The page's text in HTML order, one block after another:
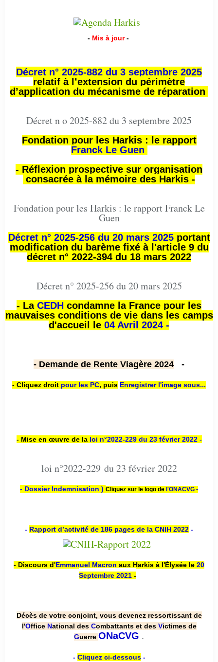
- Mis à jour -
Décret n° 2025-882 du 3 septembre 2025
relatif à l’extension du périmètre
d’application du mécanisme de réparation
Décret n o 2025-882 du 3 septembre 2025
Fondation pour les Harkis : le rapport
Franck Le Guen
- Réflexion prospective sur organisation
consacrée à la mémoire des Harkis -
Fondation pour les Harkis : le rapport Franck Le
Guen
Décret n° 2025-256 du 20 mars 2025portant
modification du barème fixé à l'article 9 du
décret n° 2022-394 du 18 mars 2022
Décret n° 2025-256 du 20 mars 2025
- La CEDH condamne la France pour les
mauvaises conditions de vie dans les camps
d'accueil le 04 Avril 2024 -
- Demande de Rente Viagère 2024 -
- Cliquez droit pour les PC, puis Enregistrer l'image sous...
- Mise en œuvre de la loi n°2022-229 du 23 février 2022 -
loi n°2022-229 du 23 février 2022
- Dossier Indemnisation ) Cliquez sur le logo de l'ONACVG -
- Rapport d’activité de 186 pages de la CNIH 2022 -
- Discours d'Emmanuel Macron aux Harkis à l'Élysée le 20
Septembre 2021 -
Décès de votre conjoint, vous devenez ressortissant de
l'Office National des Combattants et des Victimes de
Guerre ONaCVG .
- Cliquez ci-dessous-